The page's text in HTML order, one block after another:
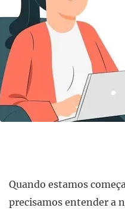
Quando estamos
precisamos entender a